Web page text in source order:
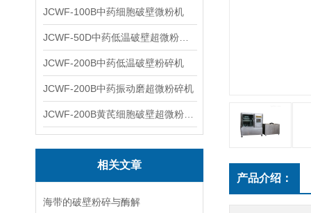
JCWF-100B中药细胞破壁微粉机
JCWF-200B中药低温破壁粉碎机
JCWF-200B中药振动磨超微粉碎机
相关文章
海带的破壁粉碎与酶解
产品介绍：